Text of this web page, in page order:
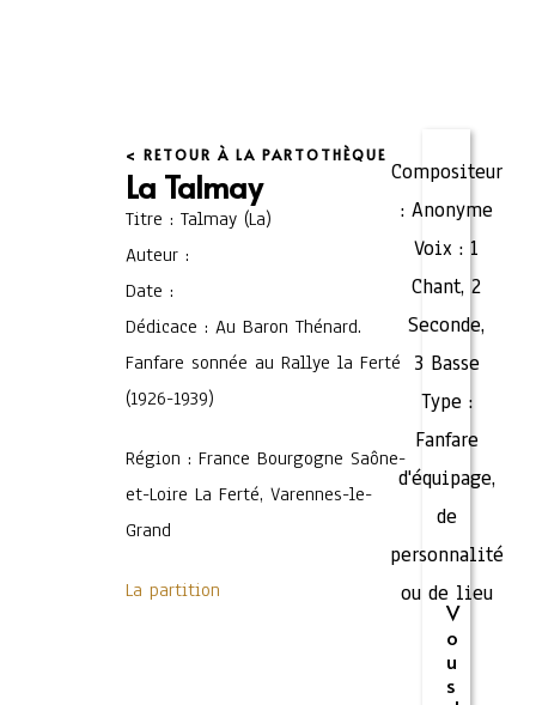
< RETOUR À LA PARTOTHÈQUE
La Talmay
Titre : Talmay (La)
Auteur :
Date :
Dédicace : Au Baron Thénard.
Fanfare sonnée au Rallye la Ferté
(1926-1939)
Région : France Bourgogne Saône-
et-Loire La Ferté, Varennes-le-
Grand
La partition
Compositeur
: Anonyme
Voix : 1
Chant,2
Seconde,
3 Basse
Type :
Fanfare
d'équipage,
de
personnalité
ou de lieu
V
o
u
s